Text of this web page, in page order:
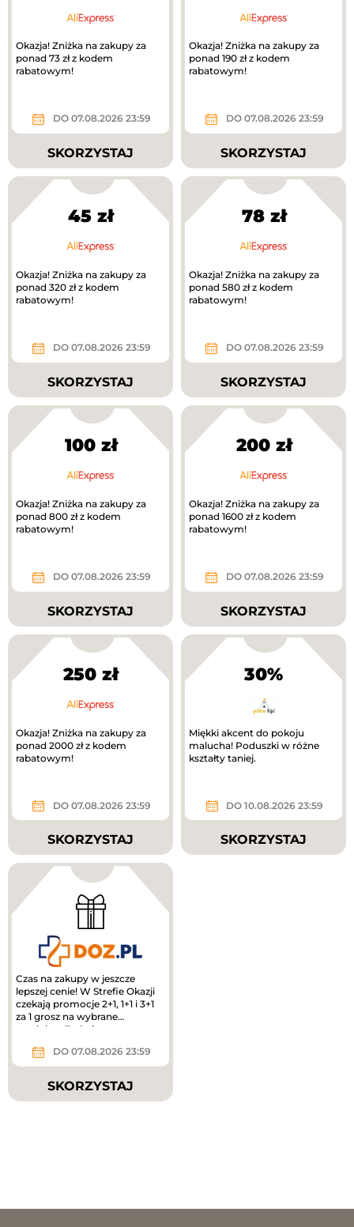
Okazja! Zniżka na zakupy za
ponad 73 zł z kodem
rabatowym!
DO 07.08.2026 23:59
SKORZYSTAJ
Okazja! Zniżka na zakupy za
ponad 190 zł z kodem
rabatowym!
DO 07.08.2026 23:59
SKORZYSTAJ
45 zł
Okazja! Zniżka na zakupy za
ponad 320 zł z kodem
rabatowym!
DO 07.08.2026 23:59
SKORZYSTAJ
78 zł
Okazja! Zniżka na zakupy za
ponad 580 zł z kodem
rabatowym!
DO 07.08.2026 23:59
SKORZYSTAJ
100 zł
Okazja! Zniżka na zakupy za
ponad 800 zł z kodem
rabatowym!
DO 07.08.2026 23:59
SKORZYSTAJ
200 zł
Okazja! Zniżka na zakupy za
ponad 1600 zł z kodem
rabatowym!
DO 07.08.2026 23:59
SKORZYSTAJ
250 zł
Okazja! Zniżka na zakupy za
ponad 2000 zł z kodem
rabatowym!
DO 07.08.2026 23:59
SKORZYSTAJ
30%
Miękki akcent do pokoju
malucha! Poduszki w różne
kształty taniej.
DO 10.08.2026 23:59
SKORZYSTAJ
Czas na zakupy w jeszcze
lepszej cenie! W Strefie Okazji
czekają promocje 2+1, 1+1 i 3+1
za 1 grosz na wybrane
produkty. To świetny moment,
DO 07.08.2026 23:59
SKORZYSTAJ